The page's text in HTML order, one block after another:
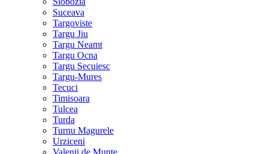
Suceava
Targoviste
Targu Jiu
Targu Neamt
Targu Ocna
Targu Secuiesc
Targu-Mures
Tecuci
Timisoara
Tulcea
Turda
Turnu Magurele
Urziceni